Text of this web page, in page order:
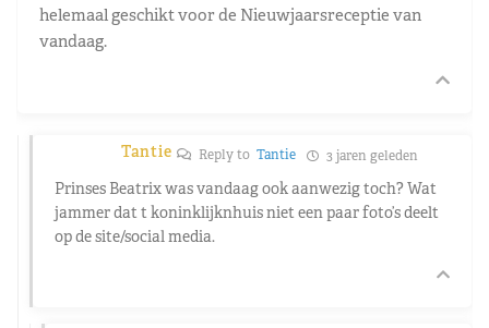
helemaal geschikt voor de Nieuwjaarsreceptie van
vandaag.
Tantie Reply toTantie 3 jaren geleden
Prinses Beatrix was vandaag ook aanwezig toch? Wat
jammer dat t koninklijknhuis niet een paar foto’s deelt
op de site/social media.